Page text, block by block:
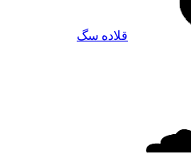
قلاده سگ